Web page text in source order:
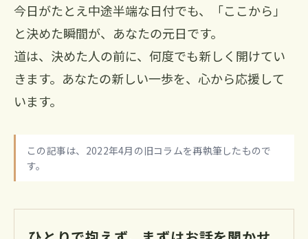
今日がたとえ中途半端な日付でも、「ここから」
と決めた瞬間が、あなたの元日です。
道は、決めた人の前に、何度でも新しく開けてい
きます。あなたの新しい一歩を、心から応援して
います。
この記事は、2022年4月の旧コラムを再執筆したもので
す。